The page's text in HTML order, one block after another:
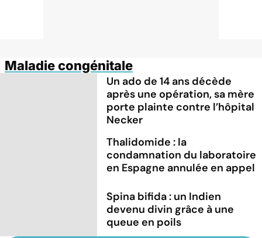
Maladie congénitale
Un ado de 14 ans décède
après une opération, sa mère
porte plainte contre l’hôpital
Necker
Thalidomide : la
condamnation du laboratoire
en Espagne annulée en appel
Spina bifida : un Indien
devenu divin grâce à une
queue en poils